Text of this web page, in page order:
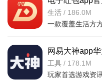
4、用户可以直接输入关
源，等待搜索出来即可免费
生活 / 186.0M
网易大神app
v4.15.0华为版
工具 / 178.1M